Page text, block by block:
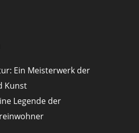
Ein Meisterwerk der
Kunst
Legende der